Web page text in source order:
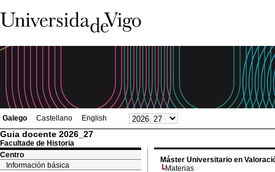
Galego Castellano English
Guia docente 2026_27
Facultade de Historia
Centro
Información básica
Máster Universitario en
Materias